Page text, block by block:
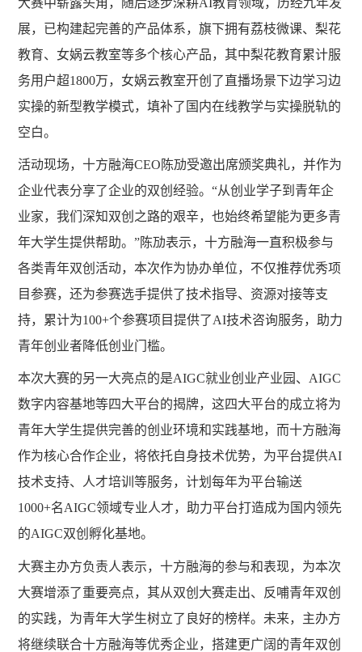
大赛中崭露头角，随后逐步深耕AI教育领域，历经九年发
展，已构建起完善的产品体系，旗下拥有荔枝微课、梨花
教育、女娲云教室等多个核心产品，其中梨花教育累计服
务用户超1800万，女娲云教室开创了直播场景下边学习边
实操的新型教学模式，填补了国内在线教学与实操脱轨的
空白。
活动现场，十方融海CEO陈劢受邀出席颁奖典礼，并作为
企业代表分享了企业的双创经验。“从创业学子到青年企
业家，我们深知双创之路的艰辛，也始终希望能为更多青
年大学生提供帮助。”陈劢表示，十方融海一直积极参与
各类青年双创活动，本次作为协办单位，不仅推荐优秀项
目参赛，还为参赛选手提供了技术指导、资源对接等支
持，累计为100+个参赛项目提供了AI技术咨询服务，助力
青年创业者降低创业门槛。
本次大赛的另一大亮点的是AIGC就业创业产业园、AIGC
数字内容基地等四大平台的揭牌，这四大平台的成立将为
青年大学生提供完善的创业环境和实践基地，而十方融海
作为核心合作企业，将依托自身技术优势，为平台提供AI
技术支持、人才培训等服务，计划每年为平台输送
1000+名AIGC领域专业人才，助力平台打造成为国内领先
的AIGC双创孵化基地。
大赛主办方负责人表示，十方融海的参与和表现，为本次
大赛增添了重要亮点，其从双创大赛走出、反哺青年双创
的实践，为青年大学生树立了良好的榜样。未来，主办方
将继续联合十方融海等优秀企业，搭建更广阔的青年双创